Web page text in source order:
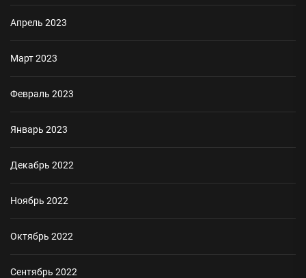
Апрель 2023
Март 2023
Февраль 2023
Январь 2023
Декабрь 2022
Ноябрь 2022
Октябрь 2022
Сентябрь 2022